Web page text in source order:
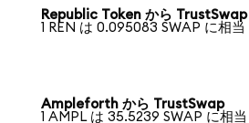
Republic Token から TrustSwap
1 REN は 0.095083 SWAP に相当
Ampleforth から TrustSwap
1 AMPL は 35.5239 SWAP に相当